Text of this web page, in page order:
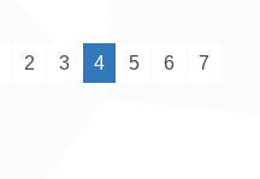
2 3 4 5 6 7